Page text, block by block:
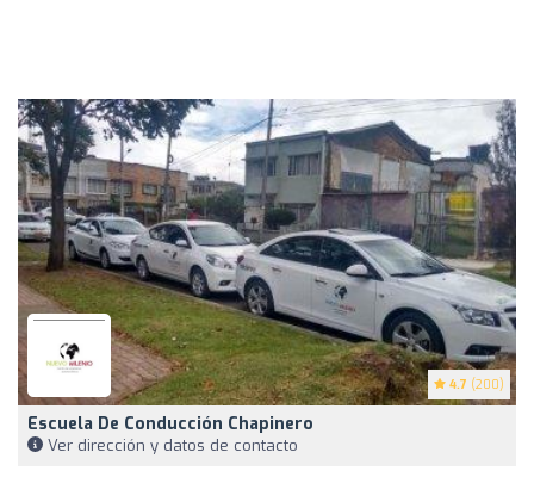
4.7 (200)
Escuela De Conducción Chapinero
Ver dirección y datos de contacto